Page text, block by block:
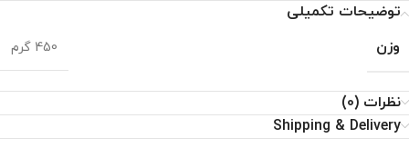
توضیحات تکمیلی
وزن
450 گرم
نظرات (0)
Shipping & Delivery